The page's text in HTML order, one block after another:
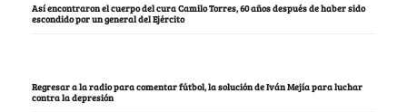
Así encontraron el cuerpo del cura Camilo Torres, 60 años después de haber sido
escondido por un general del Ejército
Regresar a la radio para comentar fútbol, la solución de Iván Mejía para luchar
contra la depresión